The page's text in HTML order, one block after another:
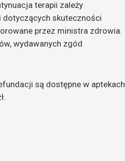
terapii zależy
dotyczących skuteczności
przez ministra zdrowia.
wydawanych zgód
są dostępne w aptekach